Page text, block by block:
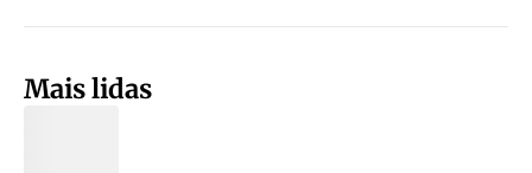
Mais lidas